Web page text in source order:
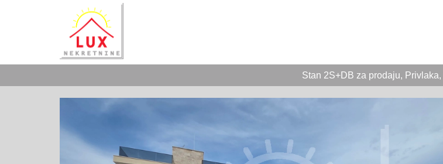
Stan 2S+DB za prodaju, Privlaka,